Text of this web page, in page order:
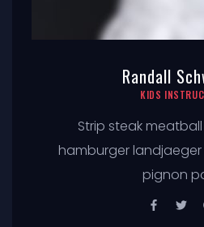
Randall
KIDS
Strip steak
hamburger
pignon